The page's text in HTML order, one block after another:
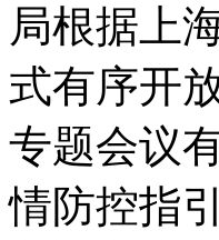
局根据上
式有序开
专题会议
情防控指